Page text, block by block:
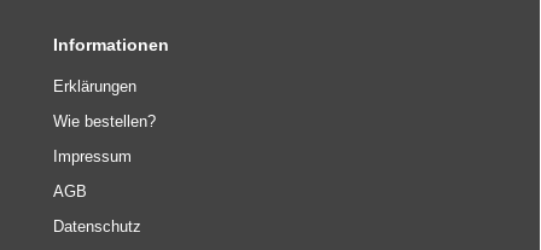
Informationen
Erklärungen
Wie bestellen?
Impressum
AGB
Datenschutz